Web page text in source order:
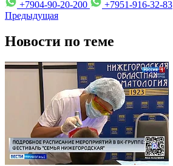
+7904-90-20-200
+7951-916-32-83
Предыдущая
Новости по теме